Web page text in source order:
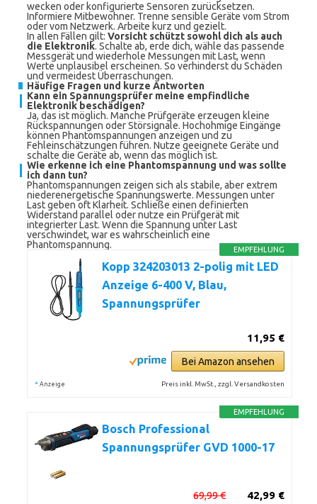
wecken oder konfigurierte Sensoren zurücksetzen.
Informiere Mitbewohner. Trenne sensible Geräte vom Strom
oder vom Netzwerk. Arbeite kurz und gezielt.
In allen Fällen gilt: Vorsicht schützt sowohl dich als auch
die Elektronik. Schalte ab, erde dich, wähle das passende
Messgerät und wiederhole Messungen mit Last, wenn
Werte unplausibel erscheinen. So verhinderst du Schäden
und vermeidest Überraschungen.
Häufige Fragen und kurze Antworten
Kann ein Spannungsprüfer meine empfindliche
Elektronik beschädigen?
Ja, das ist möglich. Manche Prüfgeräte erzeugen kleine
Rückspannungen oder Störsignale. Hochohmige Eingänge
können Phantomspannungen anzeigen und zu
Fehleinschätzungen führen. Nutze geeignete Geräte und
schalte die Geräte ab, wenn das möglich ist.
Wie erkenne ich eine Phantomspannung und was sollte
ich dann tun?
Phantomspannungen zeigen sich als stabile, aber extrem
niederenergetische Spannungswerte. Messungen unter
Last geben oft Klarheit. Schließe einen definierten
Widerstand parallel oder nutze ein Prüfgerät mit
integrierter Last. Wenn die Spannung unter Last
verschwindet, war es wahrscheinlich eine
Phantomspannung.
EMPFEHLUNG
Kopp 324203013 2-polig mit LED
Anzeige 6-400 V, Blau,
Spannungsprüfer
11,95 €
Bei Amazon ansehen
* Anzeige Preis inkl. MwSt., zzgl. Versandkosten
EMPFEHLUNG
Bosch Professional
Spannungsprüfer GVD 1000-17
42,99 €
69,99 €